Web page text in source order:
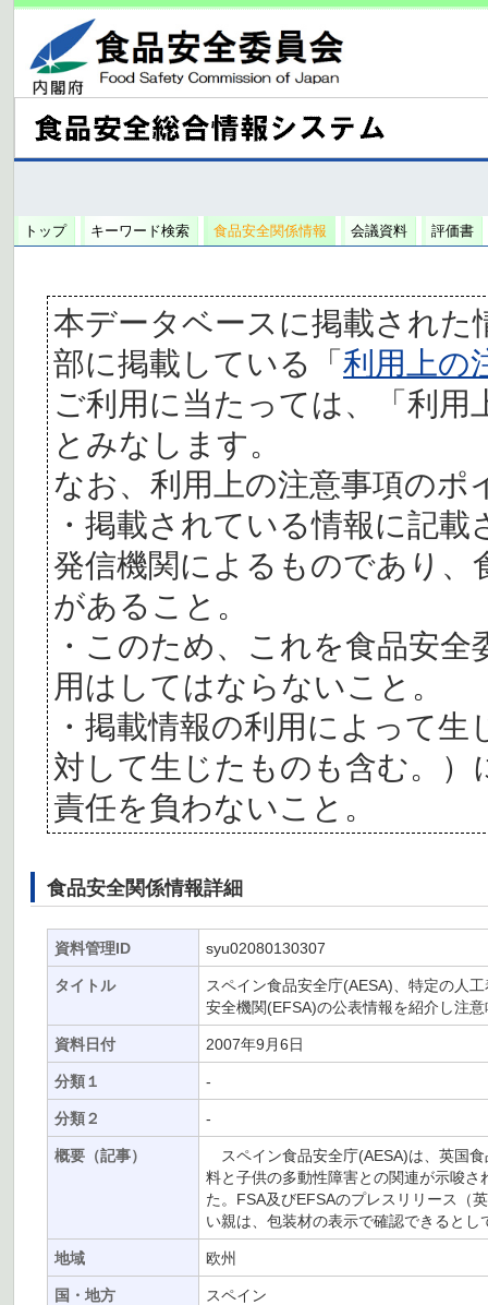
トップ キーワード検索 食品安全関係情報 会議資料 評価書
本データベースに掲載された
部に掲載している「利用上の
ご利用に当たっては、「利
とみなします。
なお、利用上の注意事項の
・掲載されている情報に記
発信機関によるものであり、
があること。
・このため、これを食品安
用はしてはならないこと。
・掲載情報の利用によって
対して生じたものも含む。
責任を負わないこと。
食品安全関係情報詳細
資料管理ID syu02080130307
タイトル
スペイン食品安全庁(AESA)、特定の人
安全機関(EFSA)の公表情報を紹介し注意
資料日付 2007年9月6日
分類１ -
分類２ -
概要（記事）
スペイン食品安全庁(AESA)は、英国
料と子供の多動性障害との関連が示唆
た。FSA及びEFSAのプレスリリース（
い親は、包装材の表示で確認できるとし
地域 欧州
国・地方 スペイン